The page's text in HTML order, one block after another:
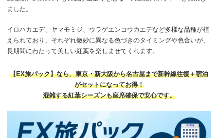
ました。
イロハカエデ、ヤマモミジ、ウラゲエンコウカエデなど多様な品種が植
えられており、それぞれ微妙に異なる色づきのタイミングや色合いが、
長期間にわたって美しい紅葉を楽しませてくれます。
【EX旅パック】なら、東京・新大阪から名古屋まで新幹線往復＋宿泊
がセットになってお得！
混雑する紅葉シーズンも座席確保で安心です。